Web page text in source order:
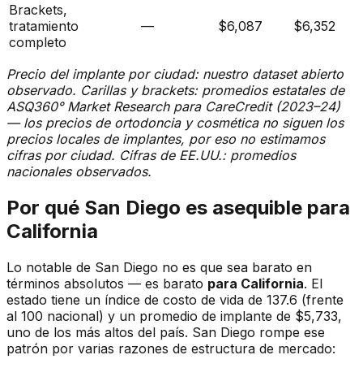
Brackets,
tratamiento
completo
— $6,087 $6,352
Precio del implante por ciudad: nuestro dataset abierto
observado. Carillas y brackets: promedios estatales de
ASQ360° Market Research para CareCredit (2023–24)
— los precios de ortodoncia y cosmética no siguen los
precios locales de implantes, por eso no estimamos
cifras por ciudad. Cifras de EE.UU.: promedios
nacionales observados.
Por qué San Diego es asequible para
California
Lo notable de San Diego no es que sea barato en
términos absolutos — es barato para California. El
estado tiene un índice de costo de vida de 137.6 (frente
al 100 nacional) y un promedio de implante de $5,733,
uno de los más altos del país. San Diego rompe ese
patrón por varias razones de estructura de mercado: